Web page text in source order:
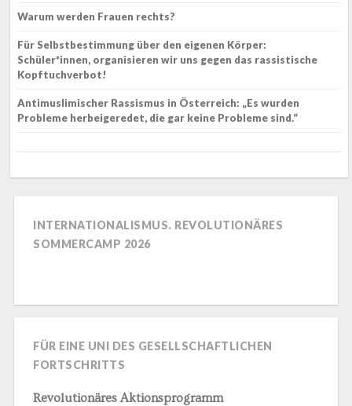
Warum werden Frauen rechts?
Für Selbstbestimmung über den eigenen Körper:
Schüler*innen, organisieren wir uns gegen das rassistische
Kopftuchverbot!
Antimuslimischer Rassismus in Österreich: „Es wurden
Probleme herbeigeredet, die gar keine Probleme sind.“
INTERNATIONALISMUS. REVOLUTIONÄRES
SOMMERCAMP 2026
FÜR EINE UNI DES GESELLSCHAFTLICHEN
FORTSCHRITTS
Revolutionäres Aktionsprogramm